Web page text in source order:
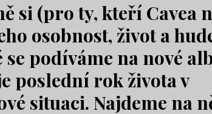
si (pro ty, kteří Cavea
osobnost, život a
podíváme na nové
poslední rok života v
situaci. Najdeme na